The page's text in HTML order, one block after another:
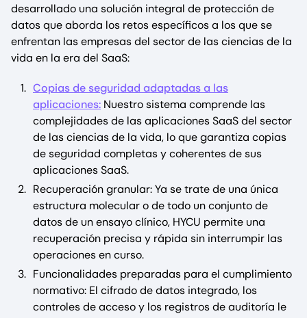
desarrollado una solución integral de protección de
datos que aborda los retos específicos a los que se
enfrentan las empresas del sector de las ciencias de la
vida en la era del SaaS:
Copias de seguridad adaptadas a las
aplicaciones: Nuestro sistema comprende las
complejidades de las aplicaciones SaaS del sector
de las ciencias de la vida, lo que garantiza copias
de seguridad completas y coherentes de sus
aplicaciones SaaS.
Recuperación granular: Ya se trate de una única
estructura molecular o de todo un conjunto de
datos de un ensayo clínico, HYCU permite una
recuperación precisa y rápida sin interrumpir las
operaciones en curso.
Funcionalidades preparadas para el cumplimiento
normativo: El cifrado de datos integrado, los
controles de acceso y los registros de auditoría le